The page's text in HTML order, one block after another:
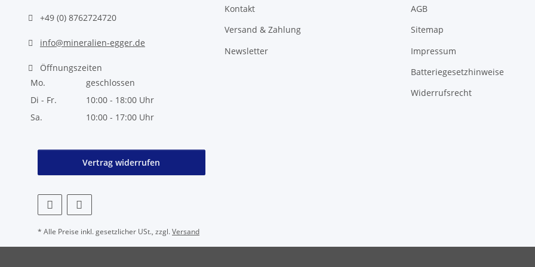
+49 (0) 8762724720
info@mineralien-egger.de
Öffnungszeiten
Mo.
geschlossen
Di - Fr.
10:00 - 18:00 Uhr
Sa.
10:00 - 17:00 Uhr
Kontakt
Versand & Zahlung
Newsletter
AGB
Sitemap
Impressum
Batteriegesetzhinweise
Widerrufsrecht
Vertrag widerrufen
* Alle Preise inkl. gesetzlicher USt., zzgl.Versand